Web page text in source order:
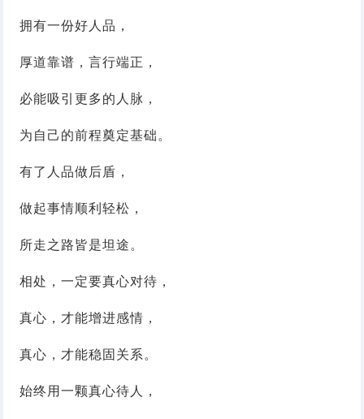
拥有一份好人品，
厚道靠谱，言行端正，
必能吸引更多的人脉，
为自己的前程奠定基础。
有了人品做后盾，
做起事情顺利轻松，
所走之路皆是坦途。
相处，一定要真心对待，
真心，才能增进感情，
真心，才能稳固关系。
始终用一颗真心待人，